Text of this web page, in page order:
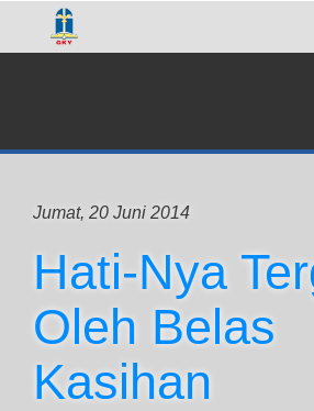
Jumat, 20 Juni 2014
Hati-Nya
Oleh Belas
Kasihan